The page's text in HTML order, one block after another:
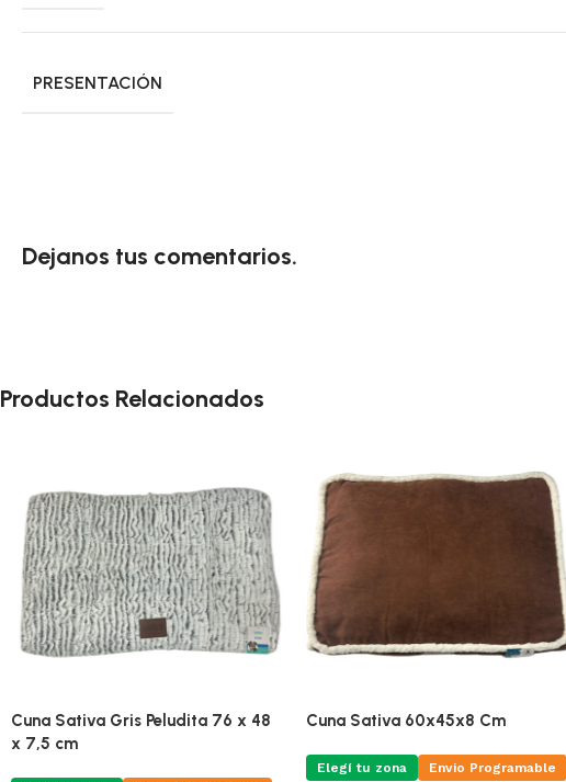
PRESENTACIÓN
Dejanos tus comentarios.
Productos Relacionados
Cuna Sativa Gris Peludita 76 x 48
x 7,5 cm
Cuna Sativa 60x45x8 Cm
Elegí tu zona Envio Programable